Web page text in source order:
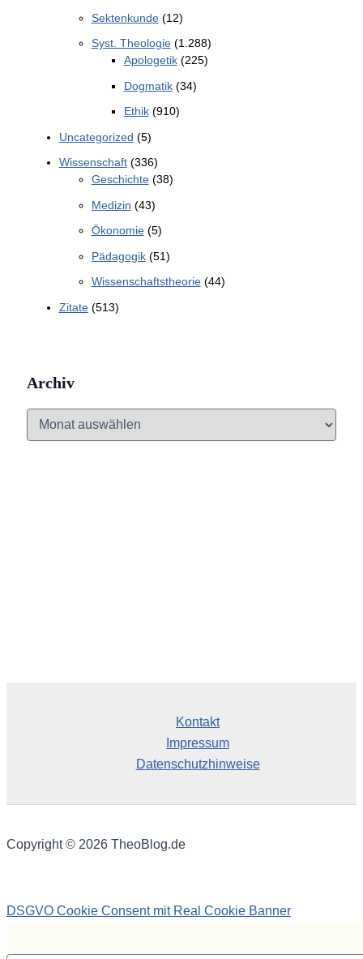
Sektenkunde(12)
Syst. Theologie(1.288)
Apologetik(225)
Dogmatik(34)
Ethik(910)
Uncategorized (5)
Wissenschaft(336)
Geschichte(38)
Medizin (43)
Ökonomie(5)
Pädagogik(51)
Wissenschaftstheorie(44)
Zitate(513)
Archiv
Kontakt
Impressum
Datenschutzhinweise
Copyright © 2026 TheoBlog.de
DSGVO Cookie Consent mit Real Cookie Banner